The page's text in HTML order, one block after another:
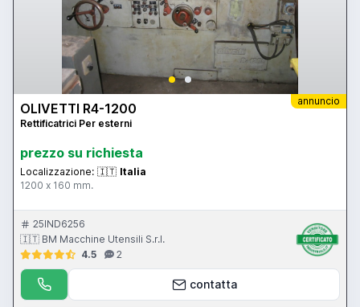
annuncio
OLIVETTI R4-1200
Rettificatrici Per esterni
prezzo su richiesta
Localizzazione: 🇮🇹 Italia
1200 x 160 mm.
25IND6256
🇮🇹 BM Macchine Utensili S.r.l.
4.5
2
contatta